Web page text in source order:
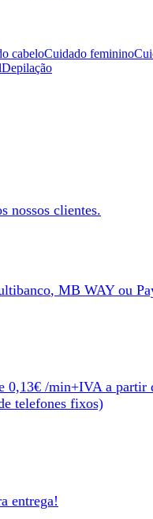
cabeloCuidado feminino
Depilação
nossos clientes.
, MB WAYou
0,13€ /min+IVA a partir
telefones fixos)
entrega!